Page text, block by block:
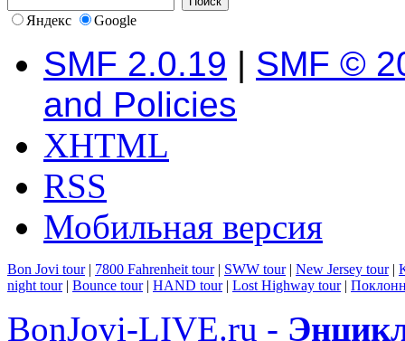
Яндекс Google
SMF 2.0.19 | SMF ©
and Policies
XHTML
RSS
Мобильная версия
Bon Jovi tour| 7800 Fahrenheit tour| SWW tour| New Jersey tour|
night tour| Bounce tour| HAND tour| Lost Highway tour|
BonJovi-LIVE.ru -